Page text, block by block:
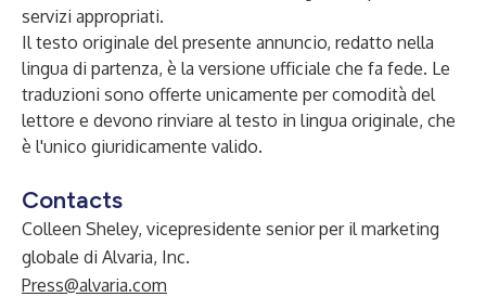
servizi appropriati.
Il testo originale del presente annuncio, redatto nella
lingua di partenza, è la versione ufficiale che fa fede. Le
traduzioni sono offerte unicamente per comodità del
lettore e devono rinviare al testo in lingua originale, che
è l'unico giuridicamente valido.
Contacts
Colleen Sheley, vicepresidente senior per il marketing
globale di Alvaria, Inc.
Press@alvaria.com